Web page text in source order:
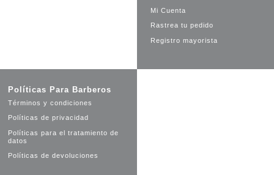
Mi Cuenta
Rastrea tu pedido
Registro mayorista
Políticas Para Barberos
Términos y condiciones
Políticas de privacidad
Políticas para el tratamiento de
datos
Políticas de devoluciones